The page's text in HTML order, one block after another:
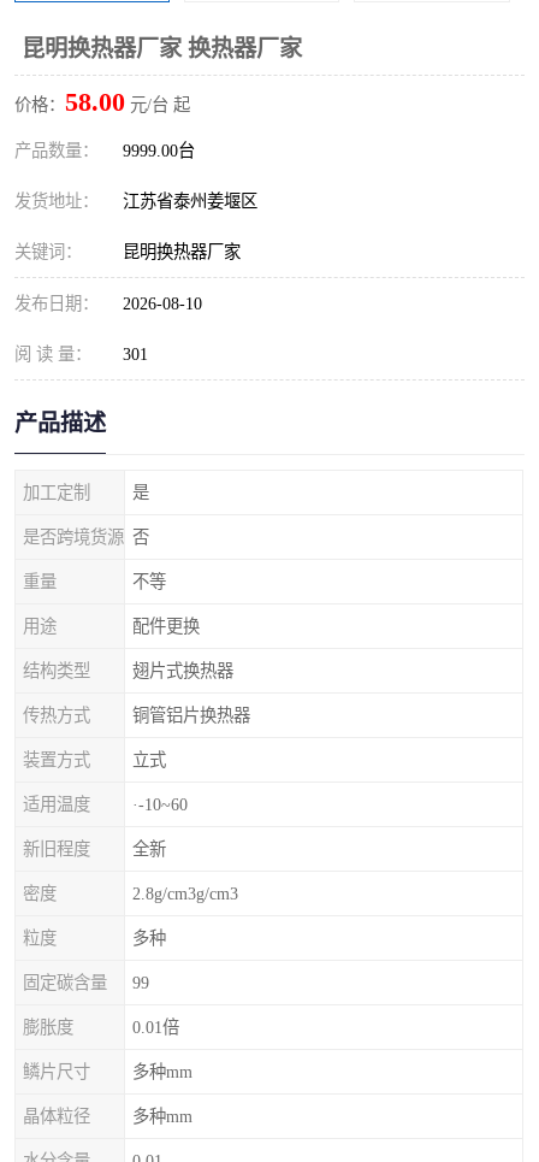
昆明换热器厂家 换热器厂家
价格： 58.00 元/台 起
产品数量： 9999.00台
发货地址： 江苏省泰州姜堰区
关键词： 昆明换热器厂家
发布日期： 2026-08-10
阅 读 量： 301
产品描述
加工定制 是
是否跨境货源 否
重量 不等
用途 配件更换
结构类型 翅片式换热器
传热方式 铜管铝片换热器
装置方式 立式
适用温度 ·-10~60
新旧程度 全新
密度 2.8g/cm3g/cm3
粒度 多种
固定碳含量 99
膨胀度 0.01倍
鳞片尺寸 多种mm
晶体粒径 多种mm